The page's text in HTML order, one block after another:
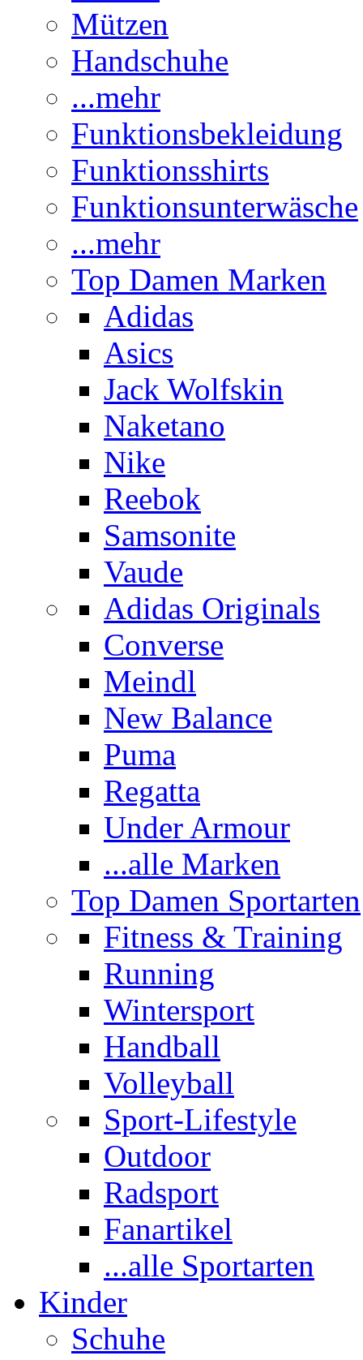
Mützen
Handschuhe
...mehr
Funktionsbekleidung
Funktionsshirts
Funktionsunterwäsche
...mehr
Top Damen Marken
Adidas
Asics
Jack Wolfskin
Naketano
Nike
Reebok
Samsonite
Vaude
Adidas Originals
Converse
Meindl
New Balance
Puma
Regatta
Under Armour
...alle Marken
Top Damen Sportarten
Fitness & Training
Running
Wintersport
Handball
Volleyball
Sport-Lifestyle
Outdoor
Radsport
Fanartikel
...alle Sportarten
Kinder
Schuhe